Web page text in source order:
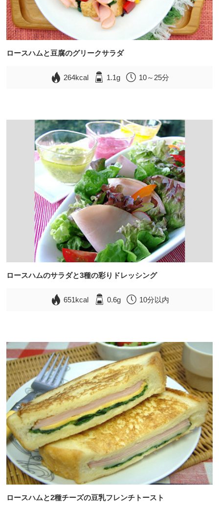
ロースハムと豆腐のグリークサラダ
264kcal 1.1g 10～25分
ロースハムのサラダと3種の彩りドレッシング
651kcal 0.6g 10分以内
ロースハムと2種チーズの豆乳フレンチトースト